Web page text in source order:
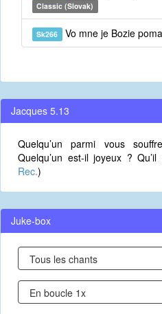
Classic (Slovak)
Sk266 Vo mne je Bozie
Jacques 5.13
Quelqu’un parmi vous
Quelqu’un est-il joyeux ?
Rec.)
Juke-box